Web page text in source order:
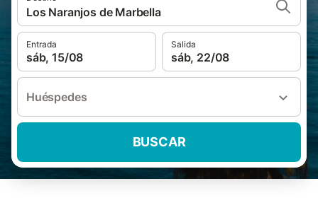
Los Naranjos de Marbella
Entrada
sáb, 15/08
Salida
sáb, 22/08
Huéspedes
BUSCAR